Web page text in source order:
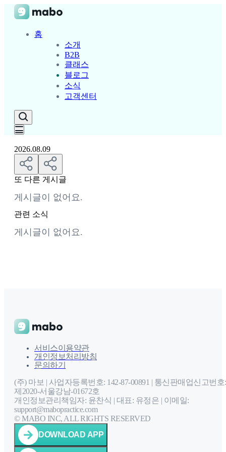
홈
소개
B2B
클래스
블로그
소식
고객센터
2026.08.09
또 다른 게시글
게시글이 없어요.
관련 소식
게시글이 없어요.
서비스이용약관
개인정보처리방침
문의하기
(주) 마보 | 사업자등록번호: 142-87-00891 | 통신판매업신고번호:
제2020-서울강남-01672호
개인정보관리책임자: 윤찬식 | 대표: 유정은 | 이메일:
support@mabopractice.com
© MABO INC, ALL RIGHTS RESERVED
DOWNLOAD APP